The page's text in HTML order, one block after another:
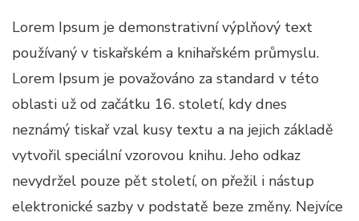
Lorem Ipsum je demonstrativní výplňový text
používaný v tiskařském a knihařském průmyslu.
Lorem Ipsum je považováno za standard v této
oblasti už od začátku 16. století, kdy dnes
neznámý tiskař vzal kusy textu a na jejich základě
vytvořil speciální vzorovou knihu. Jeho odkaz
nevydržel pouze pět století, on přežil i nástup
elektronické sazby v podstatě beze změny. Nejvíce